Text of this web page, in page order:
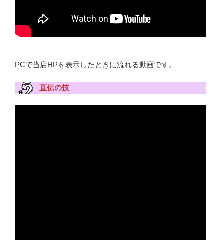
PCで当店HPを表示したときに流れる動画です。
直伝の技